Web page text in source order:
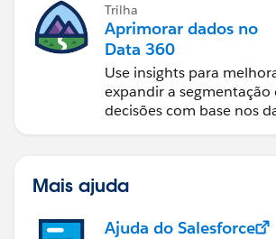
Trilha
Aprimorar dados no
Data 360
Use insights para
expandir a segmentação
decisões com base nos
Mais ajuda
Ajuda do Salesforce